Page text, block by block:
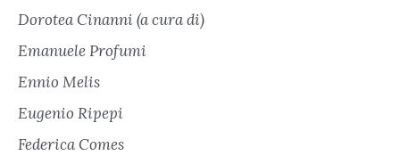
Dorotea Cinanni (a cura di)
Emanuele Profumi
Ennio Melis
Eugenio Ripepi
Federica Comes